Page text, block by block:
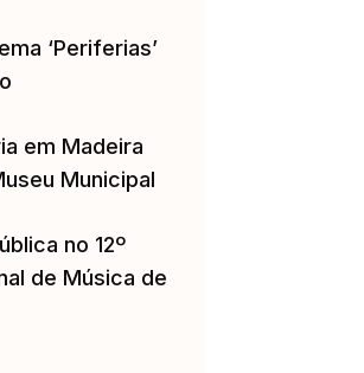
‘Periferias’
em Madeira
Municipal
no 12º
de Música de